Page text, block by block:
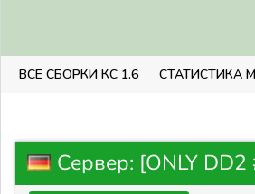
ВСЕ СБОРКИ КС 1.6 СТАТИСТИКА
Сервер: [ONLY